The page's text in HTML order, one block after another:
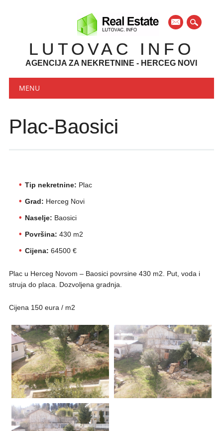
mail
LUTOVAC INFO
AGENCIJA ZA NEKRETNINE - HERCEG NOVI
Main menu
MENU
Plac-Baosici
Tip nekretnine: Plac
Grad: Herceg Novi
Naselje: Baosici
Površina: 430 m2
Cijena: 64500 €
Plac u Herceg Novom – Baosici povrsine 430 m2. Put, voda i
struja do placa. Dozvoljena gradnja.
Cijena 150 eura / m2